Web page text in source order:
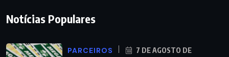
Notícias Populares
PARCEIROS
7 DE AGOSTO DE